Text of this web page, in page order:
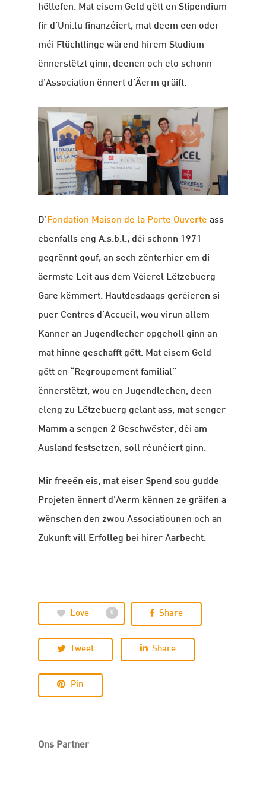
hëllefen. Mat eisem Geld gëtt en Stipendium
fir d’Uni.lu finanzéiert, mat deem een oder
méi Flüchtlinge wärend hirem Studium
ënnerstëtzt ginn, deenen och elo schonn
d’Association ënnert d’Äerm gräift.
D’ Fondation Maison de la Porte Ouverte ass
ebenfalls eng A.s.b.l., déi schonn 1971
gegrënnt gouf, an sech zënterhier em di
äermste Leit aus dem Véierel Lëtzebuerg-
Gare këmmert. Hautdesdaags geréieren si
puer Centres d’Accueil, wou virun allem
Kanner an Jugendlecher opgeholl ginn an
mat hinne geschafft gëtt. Mat eisem Geld
gëtt en “Regroupement familial”
ënnerstëtzt, wou en Jugendlechen, deen
eleng zu Lëtzebuerg gelant ass, mat senger
Mamm a sengen 2 Geschwëster, déi am
Ausland festsetzen, soll réunéiert ginn.
Mir freeën eis, mat eiser Spend sou gudde
Projeten ënnert d’Äerm kënnen ze gräifen a
wënschen den zwou Associatiounen och an
Zukunft vill Erfolleg bei hirer Aarbecht.
Love 0 Share
Tweet Share
Pin
Ons Partner